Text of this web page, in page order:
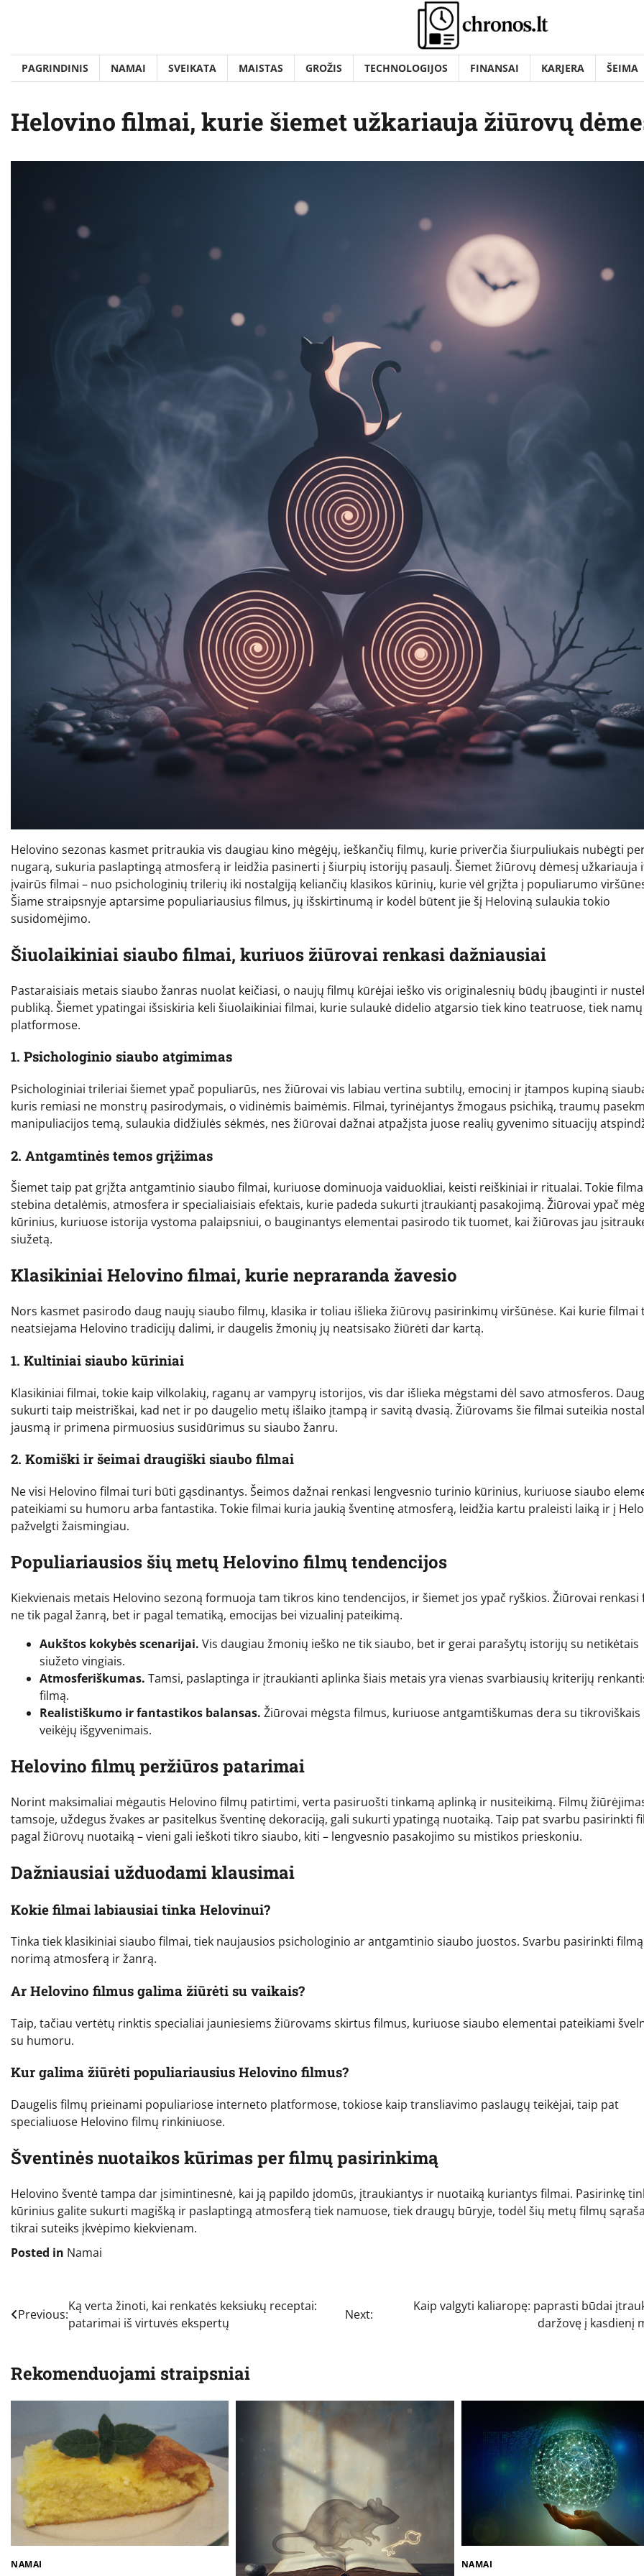
PAGRINDINIS NAMAI SVEIKATA MAISTAS GROŽIS TECHNOLOGIJOS FINANSAI KARJERA ŠEIMA
Helovino filmai, kurie šiemet užkariauja žiūrovų
Helovino sezonas kasmet pritraukia vis daugiau kino mėgėjų, ieškančių filmų, kurie priverčia šiurpuliukais nubėgti
nugarą, sukuria paslaptingą atmosferą ir leidžia pasinerti į šiurpių istorijų pasaulį. Šiemet žiūrovų dėmesį užkariauja
įvairūs filmai – nuo psichologinių trilerių iki nostalgiją keliančių klasikos kūrinių, kurie vėl grįžta į populiarumo
Šiame straipsnyje aptarsime populiariausius filmus, jų išskirtinumą ir kodėl būtent jie šį Heloviną sulaukia tokio
susidomėjimo.
Šiuolaikiniai siaubo filmai, kuriuos žiūrovai renkasi dažniausiai
Pastaraisiais metais siaubo žanras nuolat keičiasi, o naujų filmų kūrėjai ieško vis originalesnių būdų įbauginti ir
publiką. Šiemet ypatingai išsiskiria keli šiuolaikiniai filmai, kurie sulaukė didelio atgarsio tiek kino teatruose, tiek
platformose.
1. Psichologinio siaubo atgimimas
Psichologiniai trileriai šiemet ypač populiarūs, nes žiūrovai vis labiau vertina subtilų, emocinį ir įtampos kupiną
kuris remiasi ne monstrų pasirodymais, o vidinėmis baimėmis. Filmai, tyrinėjantys žmogaus psichiką, traumų
manipuliacijos temą, sulaukia didžiulės sėkmės, nes žiūrovai dažnai atpažįsta juose realių gyvenimo situacijų
2. Antgamtinės temos grįžimas
Šiemet taip pat grįžta antgamtinio siaubo filmai, kuriuose dominuoja vaiduokliai, keisti reiškiniai ir ritualai. Tokie
stebina detalėmis, atmosfera ir specialiaisiais efektais, kurie padeda sukurti įtraukiantį pasakojimą. Žiūrovai ypač
kūrinius, kuriuose istorija vystoma palaipsniui, o bauginantys elementai pasirodo tik tuomet, kai žiūrovas jau
siužetą.
Klasikiniai Helovino filmai, kurie nepraranda žavesio
Nors kasmet pasirodo daug naujų siaubo filmų, klasika ir toliau išlieka žiūrovų pasirinkimų viršūnėse. Kai kurie filmai
neatsiejama Helovino tradicijų dalimi, ir daugelis žmonių jų neatsisako žiūrėti dar kartą.
1. Kultiniai siaubo kūriniai
Klasikiniai filmai, tokie kaip vilkolakių, raganų ar vampyrų istorijos, vis dar išlieka mėgstami dėl savo atmosferos.
sukurti taip meistriškai, kad net ir po daugelio metų išlaiko įtampą ir savitą dvasią. Žiūrovams šie filmai suteikia
jausmą ir primena pirmuosius susidūrimus su siaubo žanru.
2. Komiški ir šeimai draugiški siaubo filmai
Ne visi Helovino filmai turi būti gąsdinantys. Šeimos dažnai renkasi lengvesnio turinio kūrinius, kuriuose siaubo
pateikiami su humoru arba fantastika. Tokie filmai kuria jaukią šventinę atmosferą, leidžia kartu praleisti laiką ir į
pažvelgti žaismingiau.
Populiariausios šių metų Helovino filmų tendencijos
Kiekvienais metais Helovino sezoną formuoja tam tikros kino tendencijos, ir šiemet jos ypač ryškios. Žiūrovai renkasi
ne tik pagal žanrą, bet ir pagal tematiką, emocijas bei vizualinį pateikimą.
Aukštos kokybės scenarijai. Vis daugiau žmonių ieško ne tik siaubo, bet ir gerai parašytų istorijų su netikėtais
siužeto vingiais.
Atmosferiškumas. Tamsi, paslaptinga ir įtraukianti aplinka šiais metais yra vienas svarbiausių kriterijų
filmą.
Realistiškumo ir fantastikos balansas. Žiūrovai mėgsta filmus, kuriuose antgamtiškumas dera su tikroviškais
veikėjų išgyvenimais.
Helovino filmų peržiūros patarimai
Norint maksimaliai mėgautis Helovino filmų patirtimi, verta pasiruošti tinkamą aplinką ir nusiteikimą. Filmų
tamsoje, uždegus žvakes ar pasitelkus šventinę dekoraciją, gali sukurti ypatingą nuotaiką. Taip pat svarbu pasirinkti
pagal žiūrovų nuotaiką – vieni gali ieškoti tikro siaubo, kiti – lengvesnio pasakojimo su mistikos prieskoniu.
Dažniausiai užduodami klausimai
Kokie filmai labiausiai tinka Helovinui?
Tinka tiek klasikiniai siaubo filmai, tiek naujausios psichologinio ar antgamtinio siaubo juostos. Svarbu pasirinkti
norimą atmosferą ir žanrą.
Ar Helovino filmus galima žiūrėti su vaikais?
Taip, tačiau vertėtų rinktis specialiai jauniesiems žiūrovams skirtus filmus, kuriuose siaubo elementai pateikiami
su humoru.
Kur galima žiūrėti populiariausius Helovino filmus?
Daugelis filmų prieinami populiariose interneto platformose, tokiose kaip transliavimo paslaugų teikėjai, taip pat
specialiuose Helovino filmų rinkiniuose.
Šventinės nuotaikos kūrimas per filmų pasirinkimą
Helovino šventė tampa dar įsimintinesnė, kai ją papildo įdomūs, įtraukiantys ir nuotaiką kuriantys filmai. Pasirinkę
kūrinius galite sukurti magišką ir paslaptingą atmosferą tiek namuose, tiek draugų būryje, todėl šių metų filmų
tikrai suteiks įkvėpimo kiekvienam.
Posted in Namai
Navigacija
įrašų
Previous:
Ką verta žinoti, kai renkatės keksiukų receptai:
patarimai iš virtuvės ekspertų
Next:
Kaip valgyti kaliaropę: paprasti būdai
daržovę į kasdienį
Rekomenduojami straipsniai
NAMAI NAMAI